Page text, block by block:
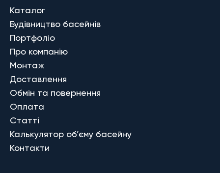
Каталог
Будівництво басейнів
Портфоліо
Про компанію
Монтаж
Доставлення
Обмін та повернення
Оплата
Статті
Калькулятор об’єму басейну
Контакти